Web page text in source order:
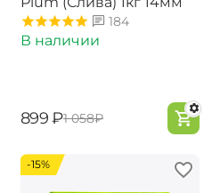
184
В наличии
‍899‍ ₽‍1 058‍₽
-15%